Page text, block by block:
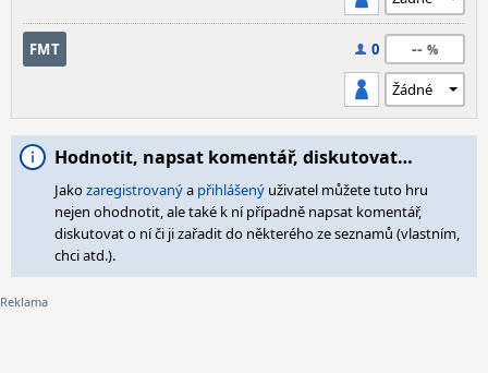
FMT 0 --
Hodnotit, napsat komentář, diskutovat…
Jakozaregistrovanýa přihlášený uživatel můžete tuto hru
nejen ohodnotit, ale také k ní případně napsat komentář,
diskutovat o ní či ji zařadit do některého ze seznamů (vlastním,
chci atd.).